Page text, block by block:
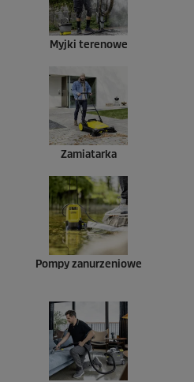
Myjki terenowe
Zamiatarka
Pompy zanurzeniowe